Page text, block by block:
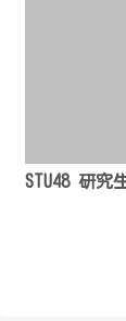
STU48 研究